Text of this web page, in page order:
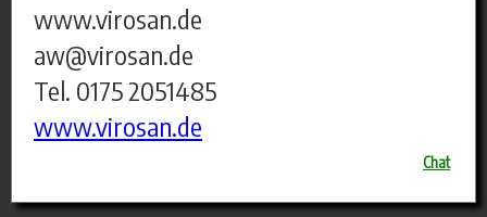
www.virosan.de
aw@virosan.de
Tel. 0175 2051485
www.virosan.de
Chat